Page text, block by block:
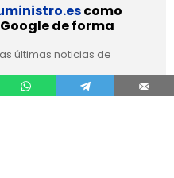
como
de forma
últimas noticias de